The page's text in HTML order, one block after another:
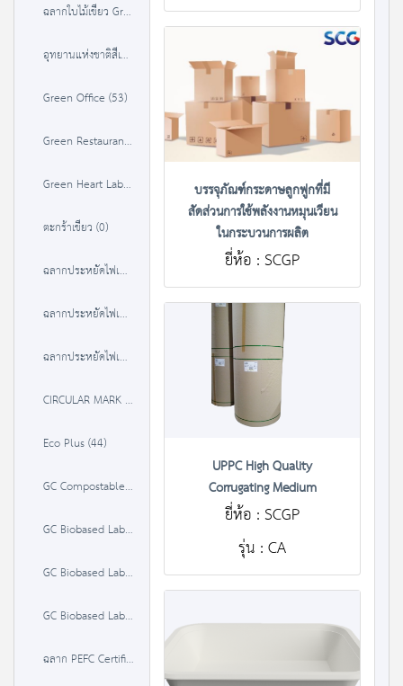
ฉลากใบไม้เขียว Green Leaf (0)
อุทยานแห่งชาติสีเขียว (37)
Green Office (53)
Green Restaurant (35)
Green Heart Label (36)
ตะกร้าเขียว (0)
ฉลากประหยัดไฟเบอร์ 5 (1 ดาว) (380)
ฉลากประหยัดไฟเบอร์ 5 (2 ดาว) (384)
ฉลากประหยัดไฟเบอร์ 5 (3 ดาว) (491)
CIRCULAR MARK (3)
Eco Plus (44)
GC Compostable Label (0)
GC Biobased Label 20-50% (0)
GC Biobased Label 50-85 % (0)
GC Biobased Label >85% (0)
ฉลาก PEFC Certified Material (0)
บรรจุภัณฑ์กระดาษลูกฟูกที่มี
สัดส่วนการใช้พลังงานหมุนเวียน
ในกระบวนการผลิต
ยี่ห้อ : SCGP
UPPC High Quality
Corrugating Medium
ยี่ห้อ : SCGP
รุ่น : CA